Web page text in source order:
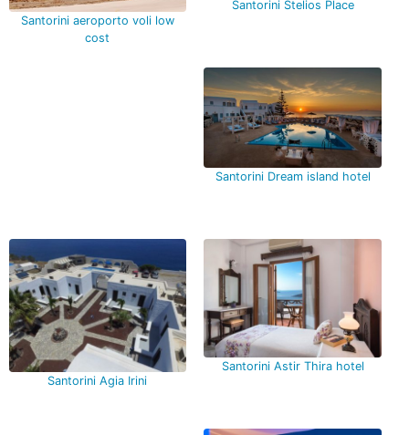
Santorini aeroporto voli low
cost
Santorini Stelios Place
Santorini Dream island hotel
Santorini Agia Irini
Santorini Astir Thira hotel